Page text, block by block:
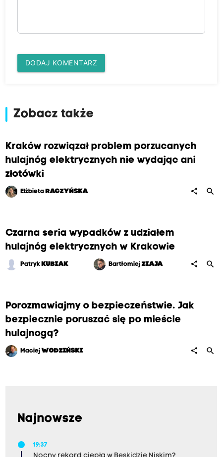
DODAJ KOMENTARZ
Zobacz także
Kraków rozwiązał problem porzucanych
hulajnóg elektrycznych nie wydając ani
złotówki
Elżbieta RACZYŃSKA share search
Czarna seria wypadków z udziałem
hulajnóg elektrycznych w Krakowie
Patryk KUBIAK BartłomiejZIAJA share search
Porozmawiajmy o bezpieczeństwie. Jak
bezpiecznie poruszać się po mieście
hulajnogą?
Maciej WODZIŃSKI share search
Najnowsze
19:37